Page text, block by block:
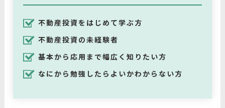
不動産投資をはじめて学ぶ方
不動産投資の未経験者
基本から応用まで幅広く知りたい方
なにから勉強したらよいかわからない方